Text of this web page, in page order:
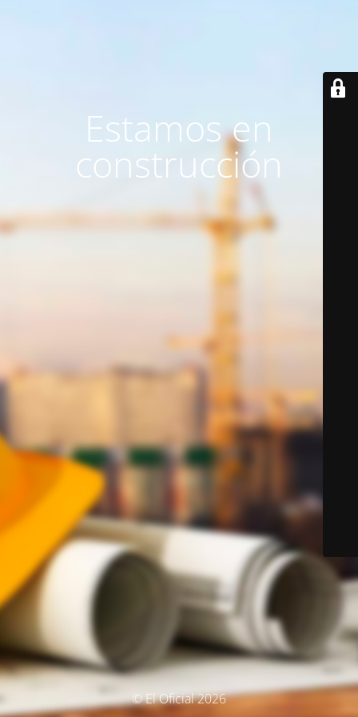
Estamos en
construcción
© El Oficial 2026